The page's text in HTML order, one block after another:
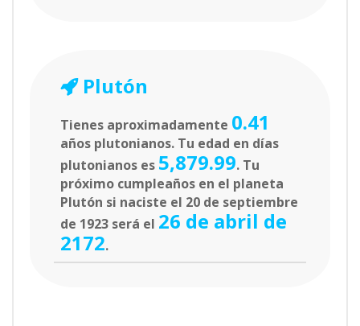
Plutón
Tienes aproximadamente 0.41
años plutonianos. Tu edad en días
plutonianos es 5,879.99. Tu
próximo cumpleaños en el planeta
Plutón si naciste el 20 de septiembre
de 1923 será el 26 de abril de
2172.